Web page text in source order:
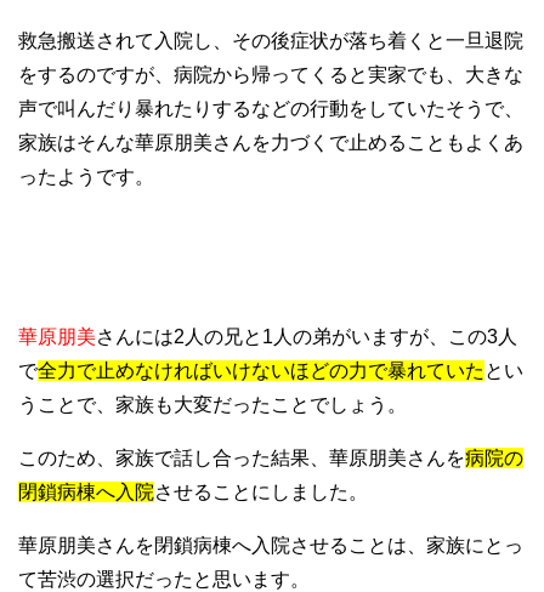
救急搬送されて入院し、その後症状が落ち着くと一旦退院
をするのですが、病院から帰ってくると実家でも、大きな
声で叫んだり暴れたりするなどの行動をしていたそうで、
家族はそんな華原朋美さんを力づくで止めることもよくあ
ったようです。
華原朋美さんには2人の兄と1人の弟がいますが、この3人
で全力で止めなければいけないほどの力で暴れていた とい
うことで、家族も大変だったことでしょう。
このため、家族で話し合った結果、華原朋美さんを病院の
閉鎖病棟へ入院させることにしました。
華原朋美さんを閉鎖病棟へ入院させることは、家族にとっ
て苦渋の選択だったと思います。